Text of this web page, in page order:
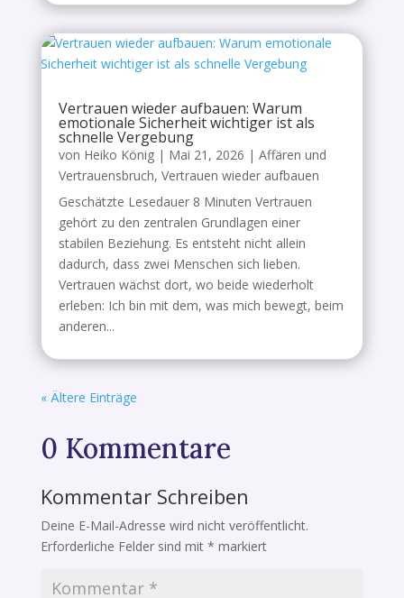
Vertrauen wieder aufbauen: Warum
emotionale Sicherheit wichtiger ist als
schnelle Vergebung
von Heiko König| Mai 21, 2026 | Affären und
Vertrauensbruch, Vertrauen wieder aufbauen
Geschätzte Lesedauer 8 Minuten Vertrauen
gehört zu den zentralen Grundlagen einer
stabilen Beziehung. Es entsteht nicht allein
dadurch, dass zwei Menschen sich lieben.
Vertrauen wächst dort, wo beide wiederholt
erleben: Ich bin mit dem, was mich bewegt, beim
anderen...
« Ältere Einträge
0 Kommentare
Kommentar Schreiben
Deine E-Mail-Adresse wird nicht veröffentlicht.
Erforderliche Felder sind mit * markiert